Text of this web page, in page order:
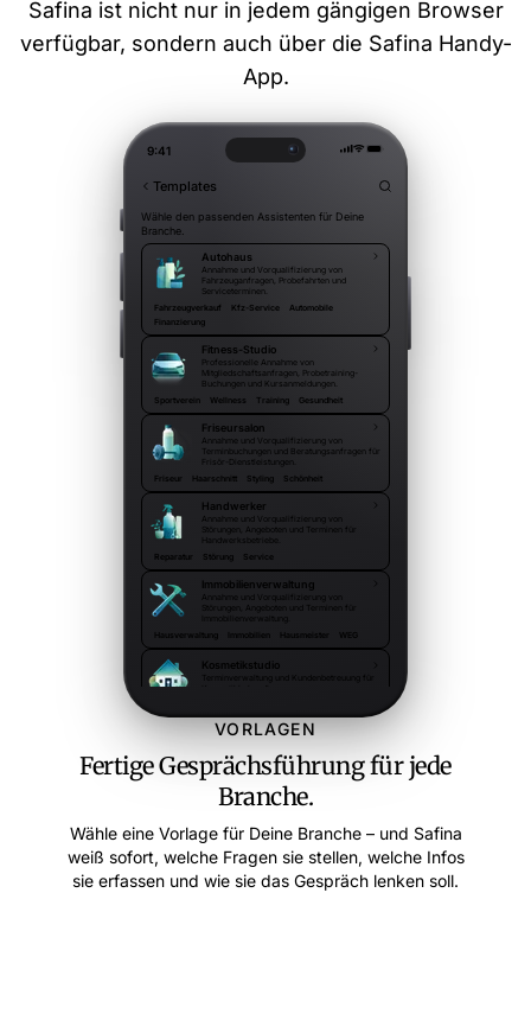
Safina ist nicht nur in jedem gängigen Browser
verfügbar, sondern auch über die Safina Handy-
App.
9:41
Templates
Wähle den passenden Assistenten für Deine
Branche.
Autohaus
Annahme und Vorqualifizierung von
Fahrzeuganfragen, Probefahrten und
Serviceterminen.
Fahrzeugverkauf
Kfz-Service
Automobile
Finanzierung
Fitness-Studio
Professionelle Annahme von
Mitgliedschaftsanfragen, Probetraining-
Buchungen und Kursanmeldungen.
Sportverein
Wellness Training Gesundheit
Friseursalon
Annahme und Vorqualifizierung von
Terminbuchungen und Beratungsanfragen für
Frisör-Dienstleistungen.
Friseur
Haarschnitt Styling Schönheit
Handwerker
Annahme und Vorqualifizierung von
Störungen, Angeboten und Terminen für
Handwerksbetriebe.
Reparatur
Störung Service
Immobilienverwaltung
Annahme und Vorqualifizierung von
Störungen, Angeboten und Terminen für
Immobilienverwaltung.
Hausverwaltung
Immobilien Hausmeister WEG
Kosmetikstudio
Terminverwaltung und Kundenbetreuung für
VORLAGEN
Fertige Gesprächsführung für jede
Branche.
Wähle eine Vorlage für Deine Branche – und Safina
weiß sofort, welche Fragen sie stellen, welche Infos
sie erfassen und wie sie das Gespräch lenken soll.